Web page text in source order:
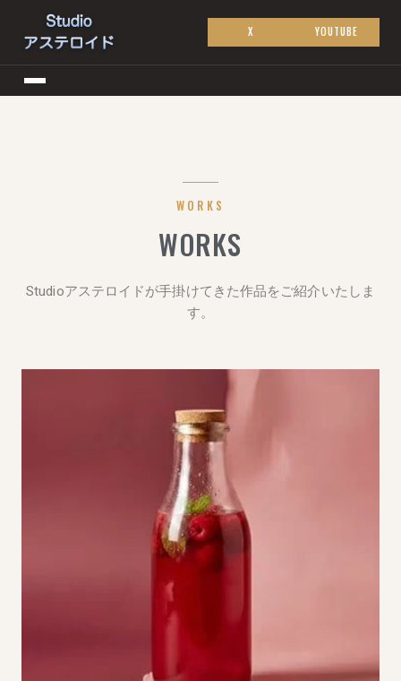
X YOUTUBE
WORKS
WORKS
Studioアステロイドが手掛けてきた作品をご紹介いたしま
す。